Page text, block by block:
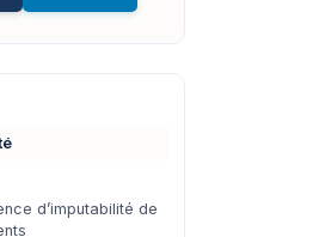
d’imputabilité de